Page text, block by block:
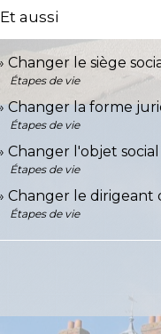
Et aussi
Changer le siège
Étapes de vie
Changer la forme
Étapes de vie
Changer l'objet
Étapes de vie
Changer le dirigeant
Étapes de vie